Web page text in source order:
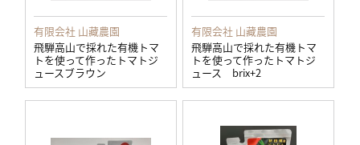
有限会社 山藏農園
飛騨高山で採れた有機トマ
トを使って作ったトマトジ
ュースブラウン
有限会社 山藏農園
飛騨高山で採れた有機トマ
トを使って作ったトマトジ
ュース brix+2